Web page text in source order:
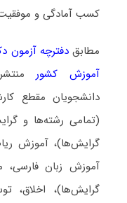
کسب آمادگی و
مطابقدفترچه آزمون
آموزش کشور
دانشجویان مقطع
(تمامی رشته‌ها و
گرایش­‌ها)، آموزش
آموزش زبان فارسی،
گرایش‌ها)، اخلاق،